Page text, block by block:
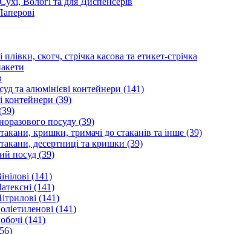
скотч, стрічка касова та етикет-стрічка
та алюмінієві контейнери (141)
контейнери (39)
посуду (39)
кришки, тримачі до стаканів та інше (39)
десертниці та кришки (39)
посуд (39)
(141)
(141)
(141)
(141)
(141)